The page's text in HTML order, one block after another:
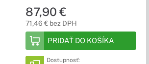
87,90 €
71,46 € bez DPH
PRIDAŤ DO KOŠÍKA
Dostupnosť: